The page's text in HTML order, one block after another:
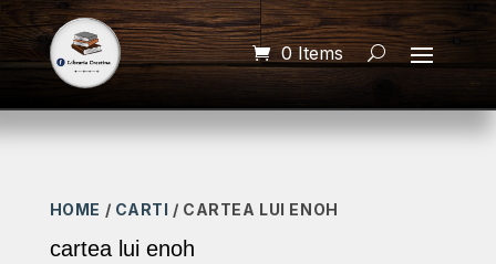
0 Items
HOME / CARTI / CARTEA LUI ENOH
cartea lui enoh